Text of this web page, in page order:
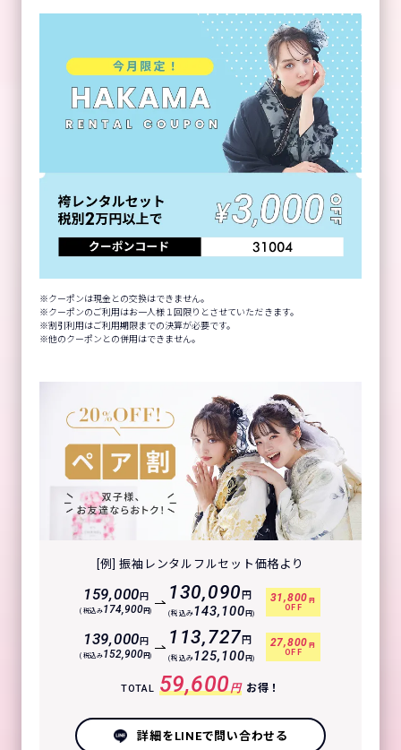
クーポンは現金との交換はできません。
クーポンのご利用はお一人様１回限りとさせていただきます。
割引利用はご利用期限までの決算が必要です。
他のクーポンとの併用はできません。
[例] 振袖レンタルフルセット価格より
159,000円
(税込み174,900円)
130,090 円
(税込み143,100 円)
31,800 円
OFF
139,000円
(税込み152,900円)
113,727 円
(税込み125,100 円)
27,800 円
OFF
TOTAL 59,600円 お得！
詳細をLINEで問い合わせる